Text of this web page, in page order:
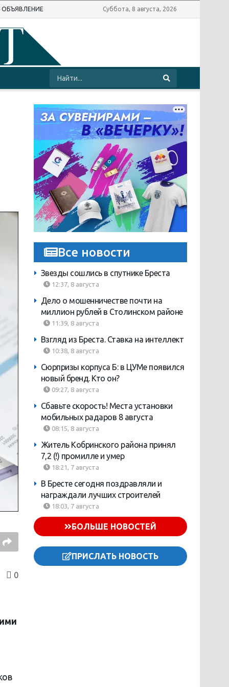
ОБЪЯВЛЕНИЕ Суббота, 8 августа, 2026
0
Все новости
Звезды сошлись в спутнике Бреста
12:37, 8 августа
Дело о мошенничестве почти на
миллион рублей в Столинском районе
11:39, 8 августа
Взгляд из Бреста. Ставка на интеллект
10:38, 8 августа
Сюрпризы корпуса Б: в ЦУМе появился
новый бренд. Кто он?
09:27, 8 августа
Сбавьте скорость! Места установки
мобильных радаров 8 августа
08:15, 8 августа
Житель Кобринского района принял
7,2 (!) промилле и умер
18:21, 7 августа
В Бресте сегодня поздравляли и
награждали лучших строителей
18:03, 7 августа
БОЛЬШЕ НОВОСТЕЙ
ПРИСЛАТЬ НОВОСТЬ